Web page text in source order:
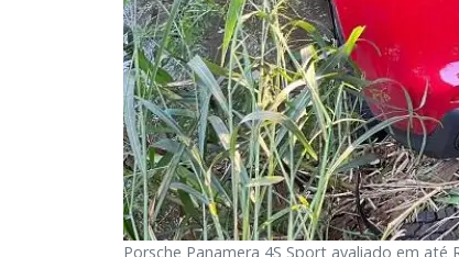
Porsche Panamera 4S Sport avaliado em